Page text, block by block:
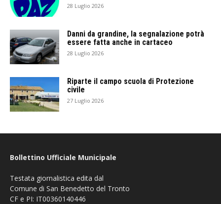
28 Luglio 2026
Danni da grandine, la segnalazione potrà
essere fatta anche in cartaceo
28 Luglio 2026
Riparte il campo scuola di Protezione
civile
27 Luglio 2026
Bollettino Ufficiale Municipale
Testata giornalistica edita dal
Comune di San Benedetto del Tronto
CF e PI: IT00360140446